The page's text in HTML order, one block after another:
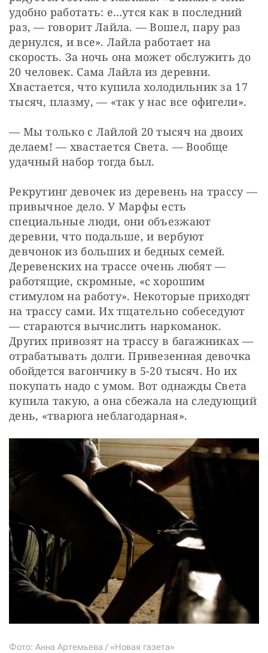
удобно работать: е…утся как в последний
раз, — говорит Лайла. — Вошел, пару раз
дернулся, и все». Лайла работает на
скорость. За ночь она может обслужить до
20 человек. Сама Лайла из деревни.
Хвастается, что купила холодильник за 17
тысяч, плазму, — «так у нас все офигели».
— Мы только с Лайлой 20 тысяч на двоих
делаем! — хвастается Света. — Вообще
удачный набор тогда был.
Рекрутинг девочек из деревень на трассу —
привычное дело. У Марфы есть
специальные люди, они объезжают
деревни, что подальше, и вербуют
девчонок из больших и бедных семей.
Деревенских на трассе очень любят —
работящие, скромные, «с хорошим
стимулом на работу». Некоторые приходят
на трассу сами. Их тщательно собеседуют
— стараются вычислить наркоманок.
Других привозят на трассу в багажниках —
отрабатывать долги. Привезенная девочка
обойдется вагончику в 5-20 тысяч. Но их
покупать надо с умом. Вот однажды Света
купила такую, а она сбежала на следующий
день, «тварюга неблагодарная».
Фото: Анна Артемьева / «Новая газета»